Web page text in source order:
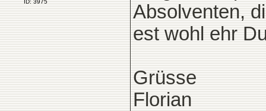
ID: 3975
Absolventen,
est wohl ehr
Grüsse
Florian